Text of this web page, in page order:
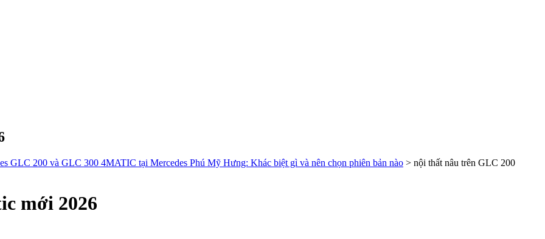
GLC 200 và GLC 300 4MATIC tại Mercedes Phú Mỹ Hưng: Khác biệt gì và nên chọn phiên bản nào > nội thất nâu trên GLC 200
mới 2026